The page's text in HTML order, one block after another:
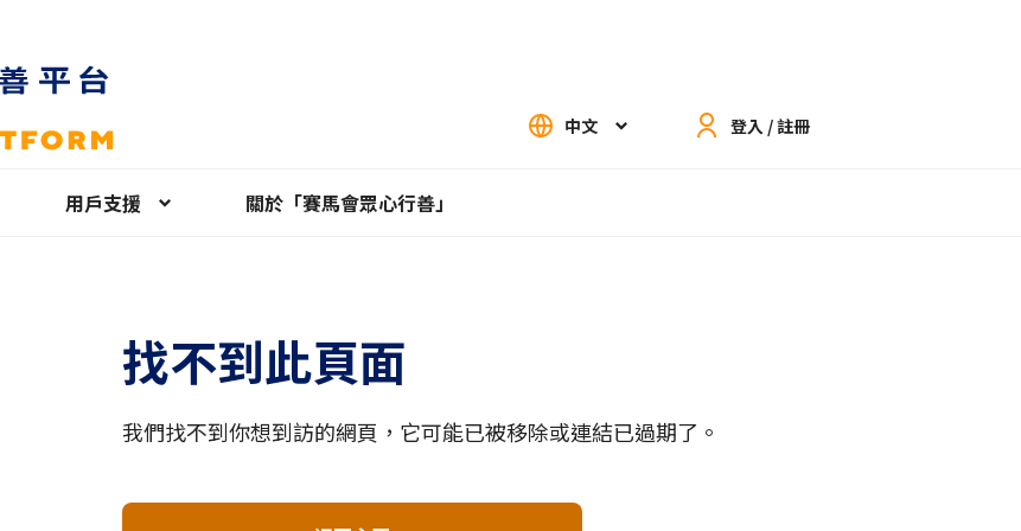
中文 登入 / 註冊
用戶支援 關於「賽馬會眾心行善」
找不到此頁面
我們找不到你想到訪的網頁，它可能已被移除或連結已過期了。